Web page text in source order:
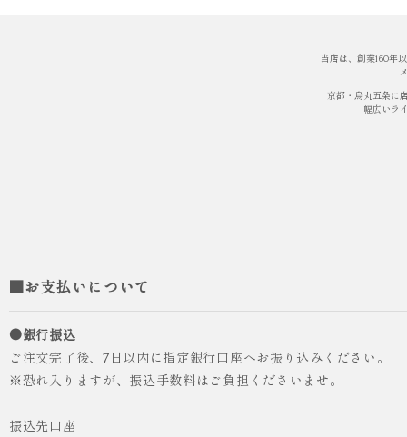
当店は、創業160年
京都・烏丸五条に
幅広いラ
■お支払いについて
●銀行振込
ご注文完了後、7日以内に指定銀行口座へお振り込みください。
※恐れ入りますが、振込手数料はご負担くださいませ。
振込先口座